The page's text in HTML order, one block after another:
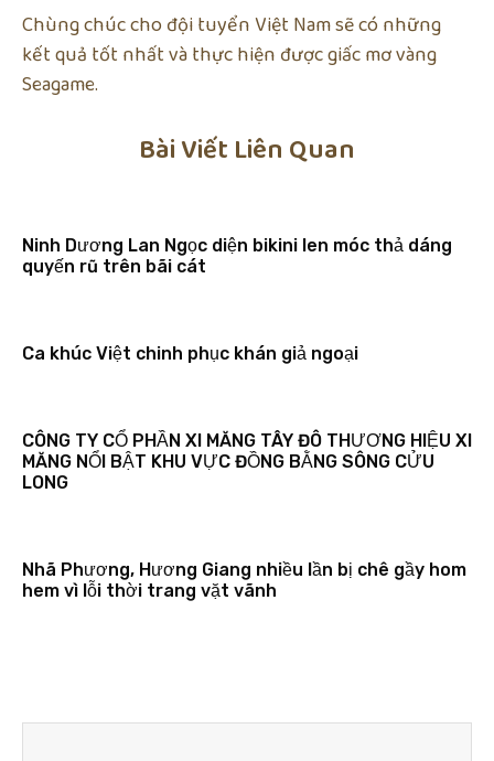
Chùng chúc cho đội tuyển Việt Nam sẽ có những
kết quả tốt nhất và thực hiện được giấc mơ vàng
Seagame.
Bài Viết Liên Quan
Ninh Dương Lan Ngọc diện bikini len móc thả dáng
quyến rũ trên bãi cát
Ca khúc Việt chinh phục khán giả ngoại
CÔNG TY CỔ PHẦN XI MĂNG TÂY ĐÔ THƯƠNG HIỆU XI
MĂNG NỔI BẬT KHU VỰC ĐỒNG BẰNG SÔNG CỬU
LONG
Nhã Phương, Hương Giang nhiều lần bị chê gầy hom
hem vì lỗi thời trang vặt vãnh